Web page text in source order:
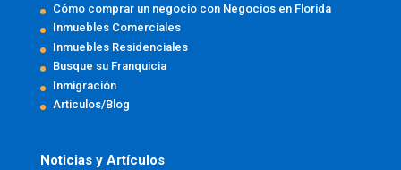
Cómo comprar un negocio con Negocios en Florida
Inmuebles Comerciales
Inmuebles Residenciales
Busque su Franquicia
Inmigración
Articulos/Blog
Noticias y Artículos